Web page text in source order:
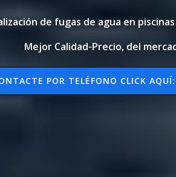
de fugas de agua en
Mejor Calidad-Precio, del
POR TELÉFONO CLICK